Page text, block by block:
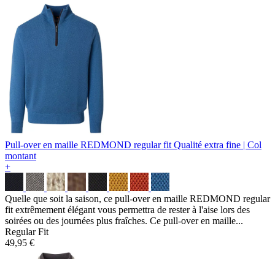
Pull-over en maille REDMOND regular fit Qualité extra fine | Col
montant
+
Quelle que soit la saison, ce pull-over en maille REDMOND regular
fit extrêmement élégant vous permettra de rester à l'aise lors des
soirées ou des journées plus fraîches. Ce pull-over en maille...
Regular Fit
49,95 €